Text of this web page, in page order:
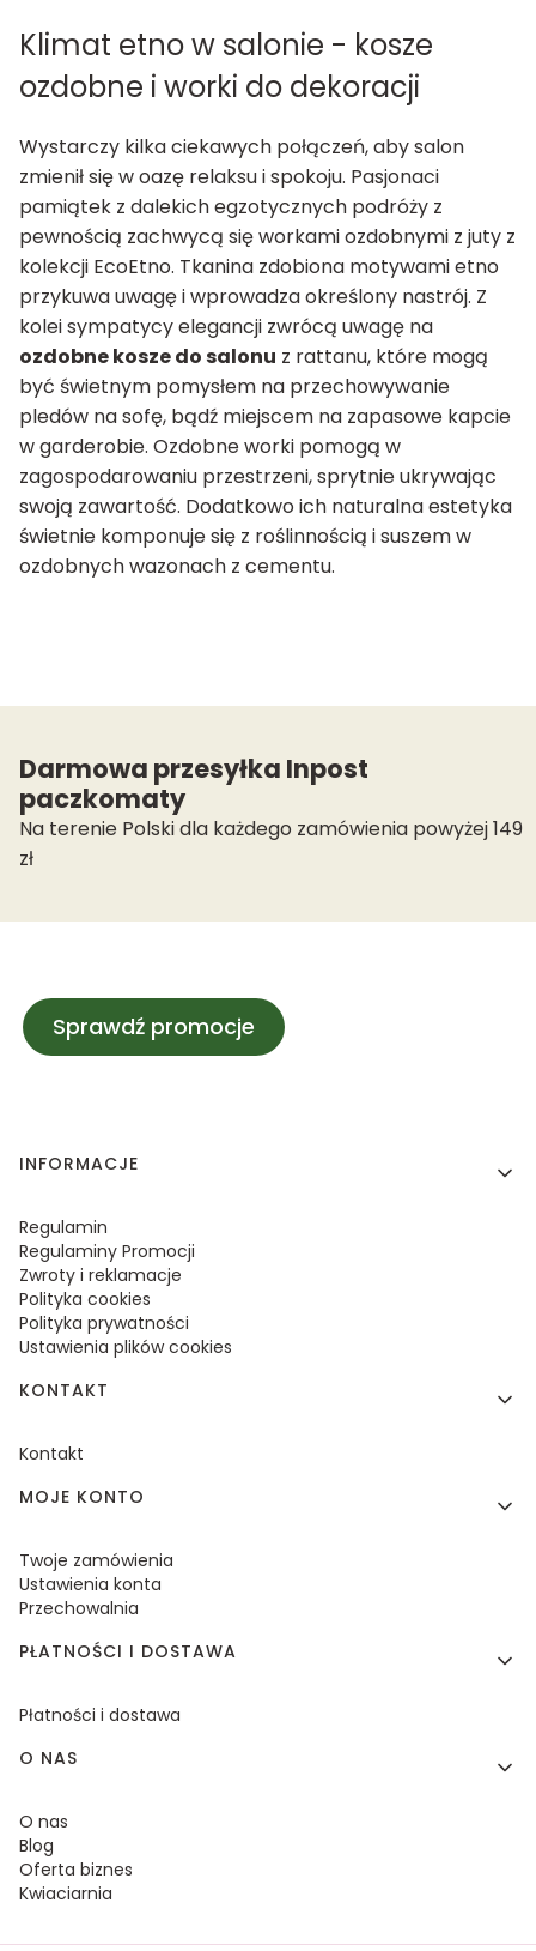
Klimat etno w salonie - kosze
ozdobne i worki do dekoracji
Wystarczy kilka ciekawych połączeń, aby salon
zmienił się w oazę relaksu i spokoju. Pasjonaci
pamiątek z dalekich egzotycznych podróży z
pewnością zachwycą się workami ozdobnymi z juty z
kolekcji EcoEtno. Tkanina zdobiona motywami etno
przykuwa uwagę i wprowadza określony nastrój. Z
kolei sympatycy elegancji zwrócą uwagę na
ozdobne kosze do salonu z rattanu, które mogą
być świetnym pomysłem na przechowywanie
pledów na sofę, bądź miejscem na zapasowe kapcie
w garderobie. Ozdobne worki pomogą w
zagospodarowaniu przestrzeni, sprytnie ukrywając
swoją zawartość. Dodatkowo ich naturalna estetyka
świetnie komponuje się z roślinnością i suszem w
ozdobnych wazonach z cementu.
Darmowa przesyłka Inpost
paczkomaty
Na terenie Polski dla każdego zamówienia powyżej 149
zł
Sprawdź promocje
Linki w stopce
INFORMACJE
Regulamin
Regulaminy Promocji
Zwroty i reklamacje
Polityka cookies
Polityka prywatności
Ustawienia plików cookies
KONTAKT
Kontakt
MOJE KONTO
Twoje zamówienia
Ustawienia konta
Przechowalnia
PŁATNOŚCI I DOSTAWA
Płatności i dostawa
O NAS
O nas
Blog
Oferta biznes
Kwiaciarnia